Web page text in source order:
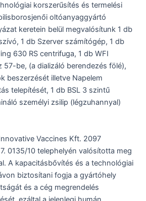
korszerűsítés és termelési
oltóanyaggyártó
keretein belül megvalósítunk 1 db
1 db Szerver számítógép, 1 db
630 RS centrifuga, 1 db WFI
57-be, (a dializáló berendezés fölé),
beszerzését illetve Napelem
telepítését, 1 db BSL 3 szintű
személyi zsilip (légzuhannyal)
Vaccines Kft. 2097
0135/10 telephelyén valósította meg
A kapacitásbővítés és a technológiai
biztosítani fogja a gyártóhely
és a cég megrendelés